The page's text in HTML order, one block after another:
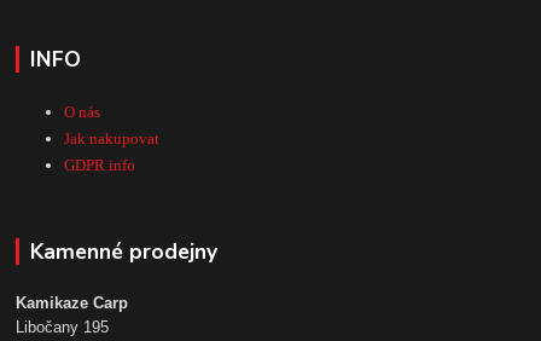
INFO
O nás
Jak nakupovat
GDPR info
Kamenné prodejny
Kamikaze Carp
Libočany 195